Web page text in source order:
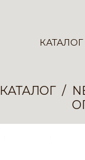
КАТАЛОГ
КАТАЛОГ